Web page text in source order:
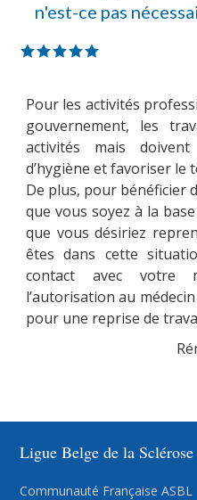
n'est-ce pas
Pour les activités
gouvernement, les
activités mais
d’hygiène et favoriser le
De plus, pour bénéficier
que vous soyez à la
que vous désiriez
êtes dans cette
contact avec votre
l’autorisation au
pour une reprise de
Ligue Belge de la Sclérose
Communauté Française ASBL